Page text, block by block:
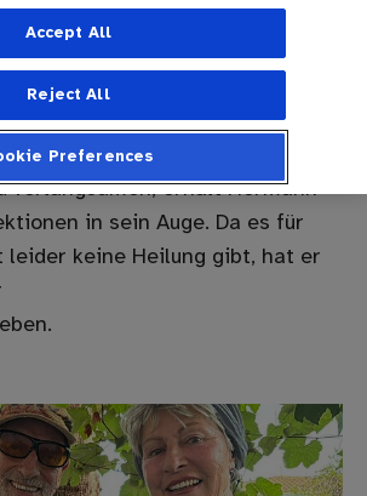
altersabhängige
eine Erkrankung der
zentrales Sehen erheblich
den Verlauf der Krankheit zu
verlangsamen, erhält Hermann
in sein Auge. Da es für
leider keine Heilung gibt, hat er
Preferences
Reject All
Accept All